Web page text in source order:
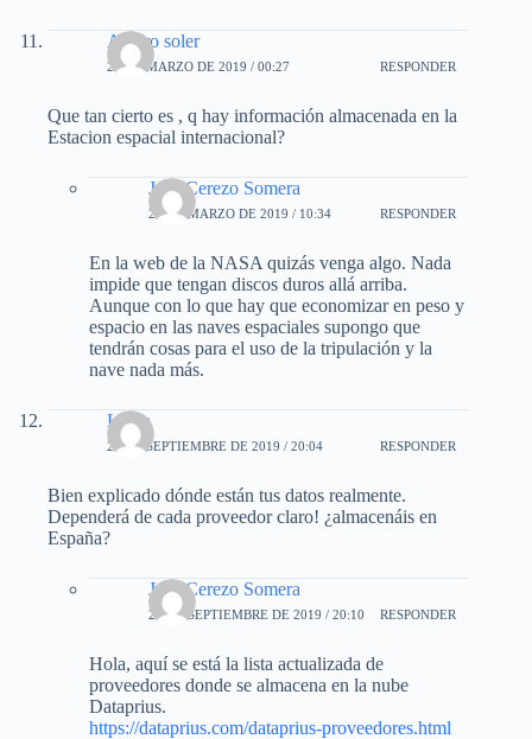
Alvaro soler
26 DE MARZO DE 2019 / 00:27 RESPONDER
Que tan cierto es , q hay información almacenada en la
Estacion espacial internacional?
José Cerezo Somera
26 DE MARZO DE 2019 / 10:34 RESPONDER
En la web de la NASA quizás venga algo. Nada
impide que tengan discos duros allá arriba.
Aunque con lo que hay que economizar en peso y
espacio en las naves espaciales supongo que
tendrán cosas para el uso de la tripulación y la
nave nada más.
Laura
27 DE SEPTIEMBRE DE 2019 / 20:04 RESPONDER
Bien explicado dónde están tus datos realmente.
Dependerá de cada proveedor claro! ¿almacenáis en
España?
José Cerezo Somera
27 DE SEPTIEMBRE DE 2019 / 20:10 RESPONDER
Hola, aquí se está la lista actualizada de
proveedores donde se almacena en la nube
Dataprius.
https://dataprius.com/dataprius-proveedores.html